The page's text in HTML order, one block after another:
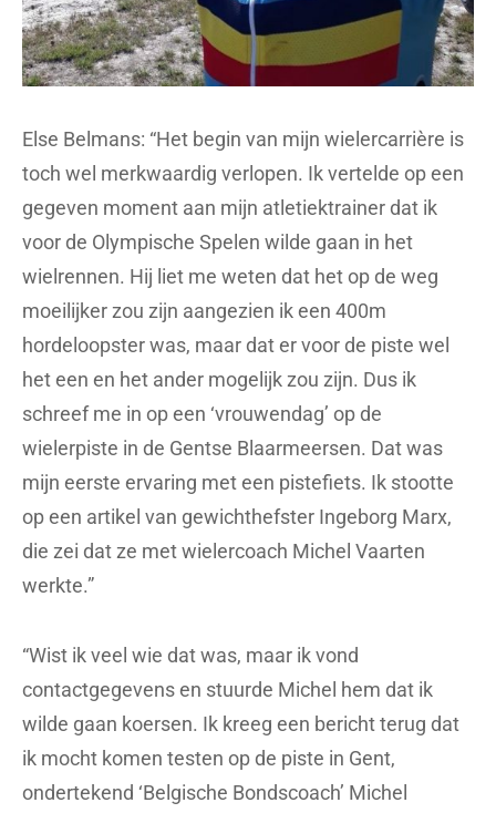
Else Belmans: “Het begin van mijn wielercarrière is
toch wel merkwaardig verlopen. Ik vertelde op een
gegeven moment aan mijn atletiektrainer dat ik
voor de Olympische Spelen wilde gaan in het
wielrennen. Hij liet me weten dat het op de weg
moeilijker zou zijn aangezien ik een 400m
hordeloopster was, maar dat er voor de piste wel
het een en het ander mogelijk zou zijn. Dus ik
schreef me in op een ‘vrouwendag’ op de
wielerpiste in de Gentse Blaarmeersen. Dat was
mijn eerste ervaring met een pistefiets. Ik stootte
op een artikel van gewichthefster Ingeborg Marx,
die zei dat ze met wielercoach Michel Vaarten
werkte.”
“Wist ik veel wie dat was, maar ik vond
contactgegevens en stuurde Michel hem dat ik
wilde gaan koersen. Ik kreeg een bericht terug dat
ik mocht komen testen op de piste in Gent,
ondertekend ‘Belgische Bondscoach’ Michel